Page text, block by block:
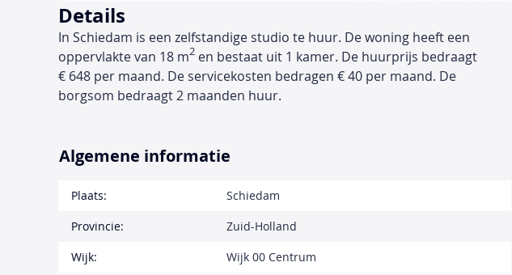
Details
In Schiedam is een zelfstandige studio te huur. De woning heeft een
oppervlakte van 18 m2 en bestaat uit 1 kamer. De huurprijs bedraagt
€ 648 per maand. De servicekosten bedragen € 40 per maand. De
borgsom bedraagt 2 maanden huur.
Algemene informatie
Plaats:
Schiedam
Provincie:
Zuid-Holland
Wijk:
Wijk 00 Centrum